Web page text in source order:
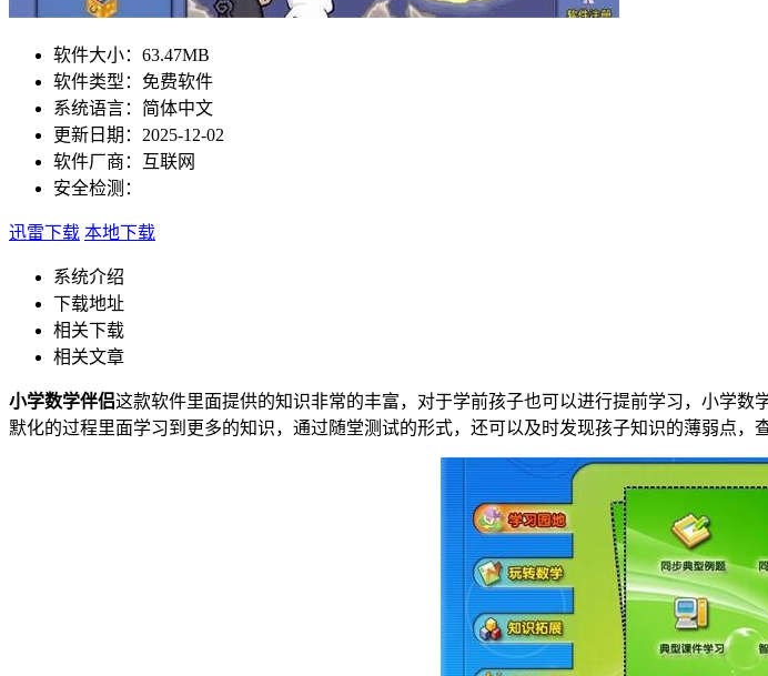
软件大小： 63.47MB
软件类型： 免费软件
系统语言： 简体中文
更新日期： 2025-12-02
软件厂商： 互联网
安全检测：
迅雷下载 本地下载
系统介绍
下载地址
相关下载
相关文章
小学数学伴侣这款软件里面提供的知识非常的丰富，对于学前孩子也可以进行提前学习，小学
默化的过程里面学习到更多的知识，通过随堂测试的形式，还可以及时发现孩子知识的薄弱点，